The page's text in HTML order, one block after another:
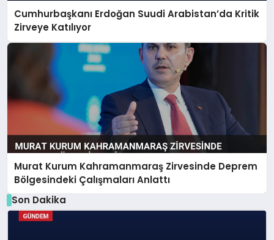
Cumhurbaşkanı Erdoğan Suudi Arabistan’da Kritik
Zirveye Katılıyor
Murat Kurum Kahramanmaraş Zirvesinde Deprem
Bölgesindeki Çalışmaları Anlattı
Son Dakika